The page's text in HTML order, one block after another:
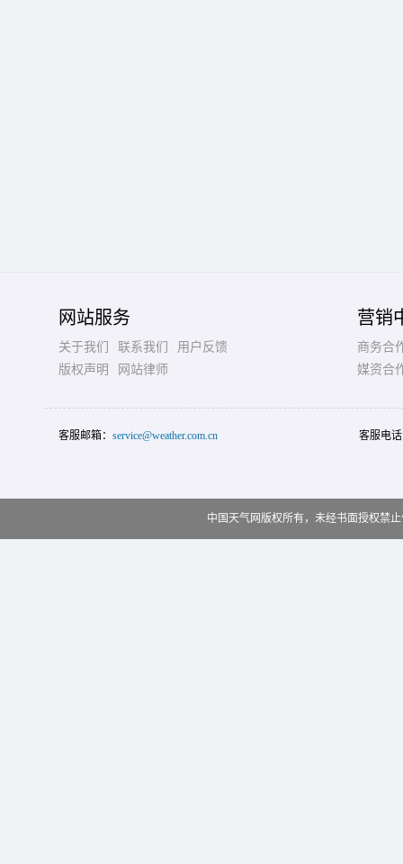
网站服务
关于我们 联系我们
用户反馈
版权声明
网站律师
营销
商务合
媒资合
客服邮箱： service@weather.com.cn 客服电
中国天气网版权所有，未经书面授权